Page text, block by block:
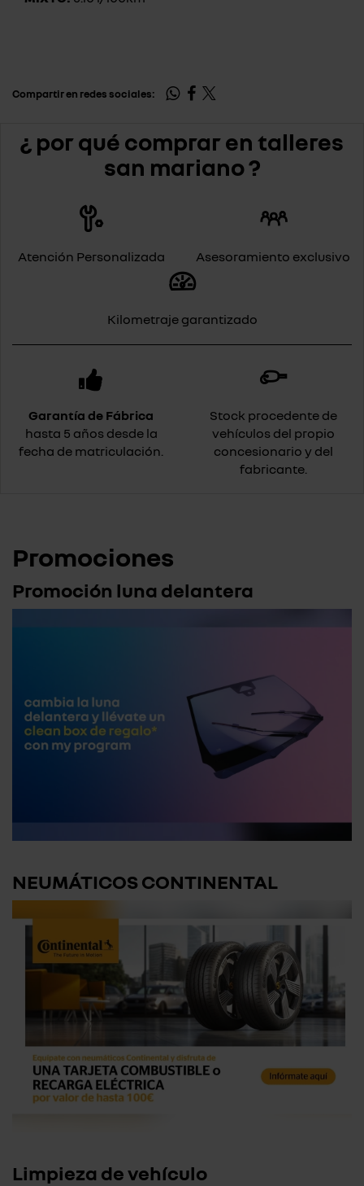
Compartir en redes sociales:
¿ por qué comprar en talleres
san mariano ?
Atención Personalizada Asesoramiento exclusivo
Kilometraje garantizado
Garantía de Fábrica
hasta 5 años desde la
fecha de matriculación.
Stock procedente de
vehículos del propio
concesionario y del
fabricante.
Promociones
Promoción luna delantera
NEUMÁTICOS CONTINENTAL
Limpieza de vehículo